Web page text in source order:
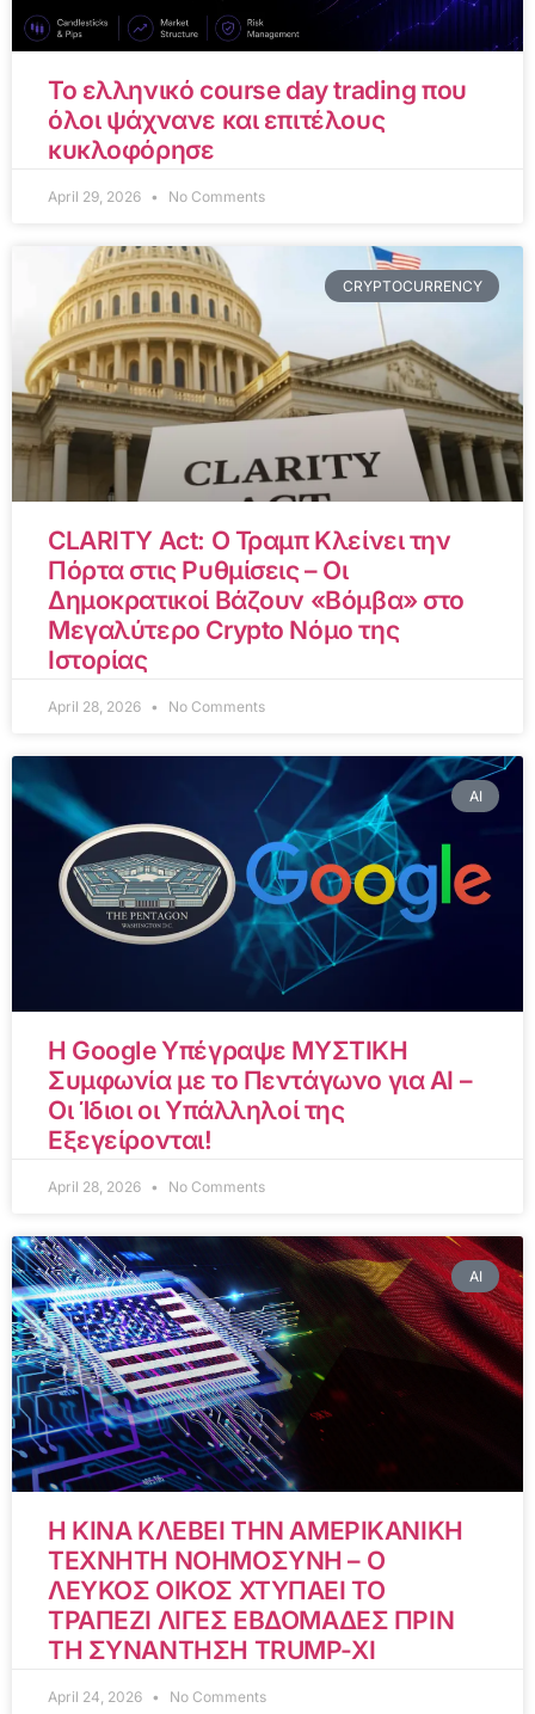
Το ελληνικό course day trading που
όλοι ψάχνανε και επιτέλους
κυκλοφόρησε
April 29, 2026 No Comments
CRYPTOCURRENCY
CLARITY Act: Ο Τραμπ Κλείνει την
Πόρτα στις Ρυθμίσεις – Οι
Δημοκρατικοί Βάζουν «Βόμβα» στο
Μεγαλύτερο Crypto Νόμο της
Ιστορίας
April 28, 2026 No Comments
AI
Η Google Υπέγραψε ΜΥΣΤΙΚΗ
Συμφωνία με το Πεντάγωνο για AI –
Οι Ίδιοι οι Υπάλληλοί της
Εξεγείρονται!
April 28, 2026 No Comments
AI
Η ΚΙΝΑ ΚΛΕΒΕΙ ΤΗΝ ΑΜΕΡΙΚΑΝΙΚΗ
ΤΕΧΝΗΤΗ ΝΟΗΜΟΣΥΝΗ – Ο
ΛΕΥΚΟΣ ΟΙΚΟΣ ΧΤΥΠΑΕΙ ΤΟ
ΤΡΑΠΕΖΙ ΛΙΓΕΣ ΕΒΔΟΜΑΔΕΣ ΠΡΙΝ
ΤΗ ΣΥΝΑΝΤΗΣΗ TRUMP-XI
April 24, 2026 No Comments